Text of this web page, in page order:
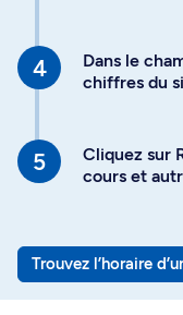
Dans le
chiffres du
Cliquez sur
cours et
Trouvez l’horaire